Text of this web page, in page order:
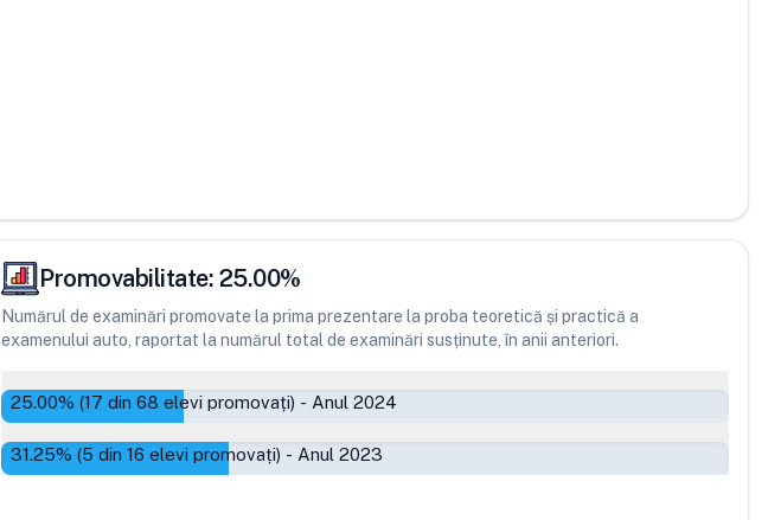
Promovabilitate: 25.00%
Numărul de examinări promovate la prima prezentare la proba teoretică și practică a
examenului auto, raportat la numărul total de examinări susținute, în anii anteriori.
25.00% (17 din 68 elevi promovați) - Anul 2024
31.25% (5 din 16 elevi promovați) - Anul 2023